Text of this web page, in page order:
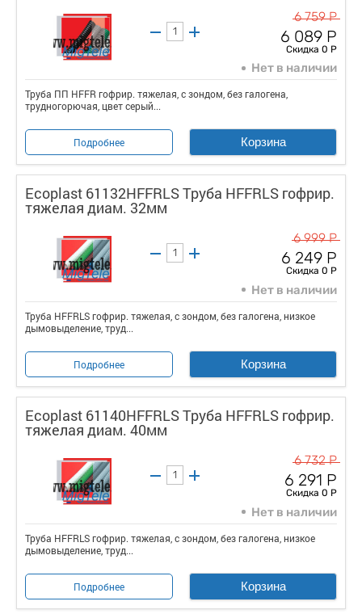
6 759 Р
6 089 Р
Скидка 0 Р
Нет в наличии
Труба ПП HFFR гофрир. тяжелая, с зондом, без галогена,
трудногорючая, цвет серый...
Подробнее Корзина
Ecoplast 61132HFFRLS Труба HFFRLS гофрир.
тяжелая диам. 32мм
6 999 Р
6 249 Р
Скидка 0 Р
Нет в наличии
Труба HFFRLS гофрир. тяжелая, с зондом, без галогена, низкое
дымовыделение, труд...
Подробнее Корзина
Ecoplast 61140HFFRLS Труба HFFRLS гофрир.
тяжелая диам. 40мм
6 732 Р
6 291 Р
Скидка 0 Р
Нет в наличии
Труба HFFRLS гофрир. тяжелая, с зондом, без галогена, низкое
дымовыделение, труд...
Подробнее Корзина